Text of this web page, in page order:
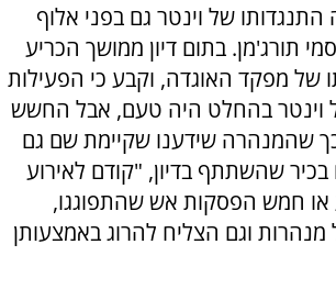
התנגדותו של וינטר גם בפני אלוף
תורג'מן. בתום דיון ממושך הכריע
של מפקד האוגדה, וקבע כי הפעילות
וינטר בהחלט היה טעם, אבל החשש
שהמנהרה שידענו שקיימת שם גם
שהשתתף בדיון, "קודם לאירוע
או חמש הפסקות אש שהתפוגגו,
וגם הצליח להרוג באמצעותן